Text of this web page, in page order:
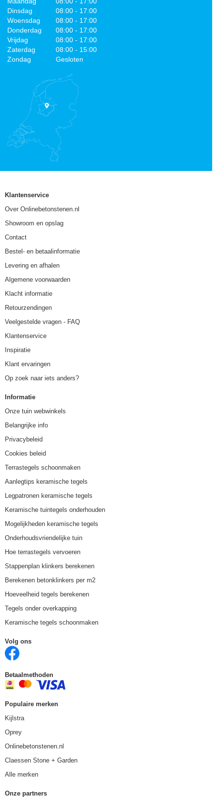
Dinsdag
08:00 - 17:00
Woensdag
08:00 - 17:00
Donderdag
08:00 - 17:00
Vrijdag
08:00 - 17:00
Zaterdag
08:00 - 15:00
Zondag
Gesloten
Klantenservice
Over Onlinebetonstenen.nl
Showroom en opslag
Contact
Bestel- en betaalinformatie
Levering en afhalen
Algemene voorwaarden
Klacht informatie
Retourzendingen
Veelgestelde vragen - FAQ
Klantenservice
Inspiratie
Klant ervaringen
Op zoek naar iets anders?
Informatie
Onze tuin webwinkels
Belangrijke info
Privacybeleid
Cookies beleid
Terrastegels schoonmaken
Aanlegtips keramische tegels
Legpatronen keramische tegels
Keramische tuintegels onderhouden
Mogelijkheden keramische tegels
Onderhoudsvriendelijke tuin
Hoe terrastegels vervoeren
Stappenplan klinkers berekenen
Berekenen betonklinkers per m2
Hoeveelheid tegels berekenen
Tegels onder overkapping
Keramische tegels schoonmaken
Volg ons
Betaalmethoden
Populaire merken
Kijlstra
Oprey
Onlinebetonstenen.nl
Claessen Stone + Garden
Alle merken
Onze partners